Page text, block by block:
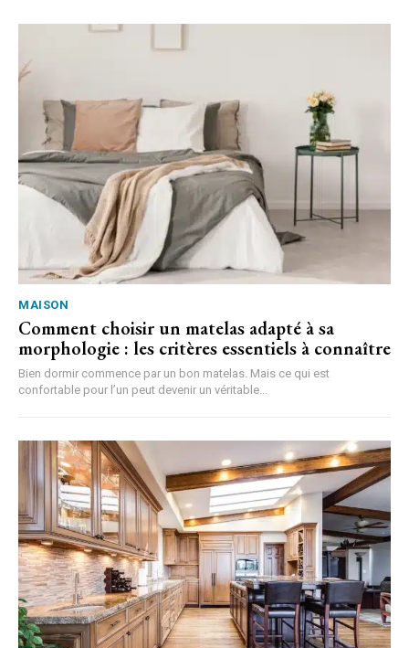
MAISON
Comment choisir un matelas adapté à sa
morphologie : les critères essentiels à connaître
Bien dormir commence par un bon matelas. Mais ce qui est
confortable pour l’un peut devenir un véritable...